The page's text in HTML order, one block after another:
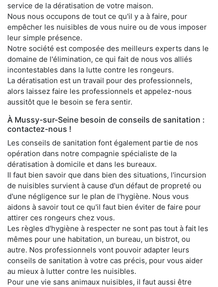
service de la dératisation de votre maison.
Nous nous occupons de tout ce qu'il y a à faire, pour
empêcher les nuisibles de vous nuire ou de vous imposer
leur simple présence.
Notre société est composée des meilleurs experts dans le
domaine de l'élimination, ce qui fait de nous vos alliés
incontestables dans la lutte contre les rongeurs.
La dératisation est un travail pour des professionnels,
alors laissez faire les professionnels et appelez-nous
aussitôt que le besoin se fera sentir.
À Mussy-sur-Seine besoin de conseils de sanitation :
contactez-nous !
Les conseils de sanitation font également partie de nos
opération dans notre compagnie spécialiste de la
dératisation à domicile et dans les bureaux.
Il faut bien savoir que dans bien des situations, l'incursion
de nuisibles survient à cause d'un défaut de propreté ou
d'une négligence sur le plan de l'hygiène. Nous vous
aidons à savoir tout ce qu'il faut bien éviter de faire pour
attirer ces rongeurs chez vous.
Les règles d'hygiène à respecter ne sont pas tout à fait les
mêmes pour une habitation, un bureau, un bistrot, ou
autre. Nos professionnels vont pouvoir adapter leurs
conseils de sanitation à votre cas précis, pour vous aider
au mieux à lutter contre les nuisibles.
Pour une vie sans animaux nuisibles, il faut aussi être